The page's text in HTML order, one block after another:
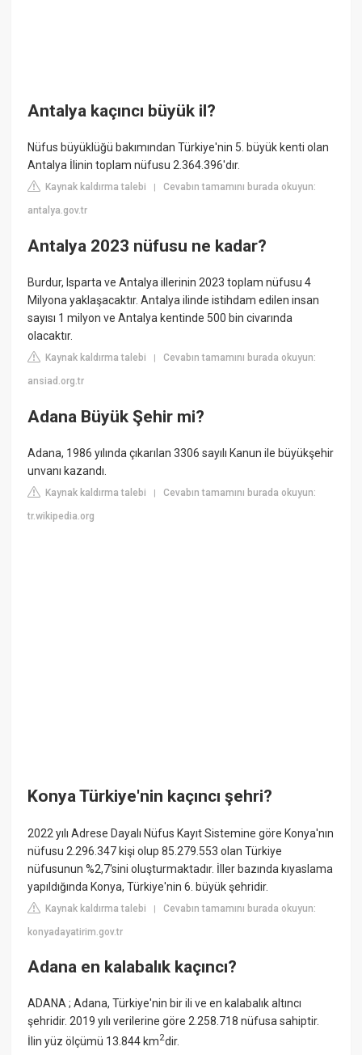
Antalya kaçıncı büyük il?
Nüfus büyüklüğü bakımından Türkiye'nin 5. büyük kenti olan
Antalya İlinin toplam nüfusu 2.364.396'dır.
Kaynak kaldırma talebi |Cevabın tamamını burada okuyun:
antalya.gov.tr
Antalya 2023 nüfusu ne kadar?
Burdur, Isparta ve Antalya illerinin 2023 toplam nüfusu 4
Milyona yaklaşacaktır. Antalya ilinde istihdam edilen insan
sayısı 1 milyon ve Antalya kentinde 500 bin civarında
olacaktır.
Kaynak kaldırma talebi |Cevabın tamamını burada okuyun:
ansiad.org.tr
Adana Büyük Şehir mi?
Adana, 1986 yılında çıkarılan 3306 sayılı Kanun ile büyükşehir
unvanı kazandı.
Kaynak kaldırma talebi |Cevabın tamamını burada okuyun:
tr.wikipedia.org
Konya Türkiye'nin kaçıncı şehri?
2022 yılı Adrese Dayalı Nüfus Kayıt Sistemine göre Konya'nın
nüfusu 2.296.347 kişi olup 85.279.553 olan Türkiye
nüfusunun %2,7'sini oluşturmaktadır. İller bazında kıyaslama
yapıldığında Konya, Türkiye'nin 6. büyük şehridir.
Kaynak kaldırma talebi |Cevabın tamamını burada okuyun:
konyadayatirim.gov.tr
Adana en kalabalık kaçıncı?
ADANA ; Adana, Türkiye'nin bir ili ve en kalabalık altıncı
şehridir. 2019 yılı verilerine göre 2.258.718 nüfusa sahiptir.
İlin yüz ölçümü 13.844 km2dir.